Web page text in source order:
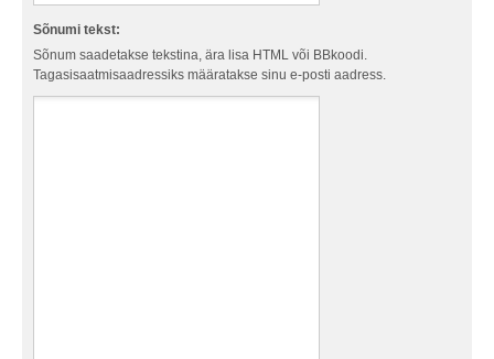
Sõnumi tekst:
Sõnum saadetakse tekstina, ära lisa HTML või BBkoodi.
Tagasisaatmisaadressiks määratakse sinu e-posti aadress.